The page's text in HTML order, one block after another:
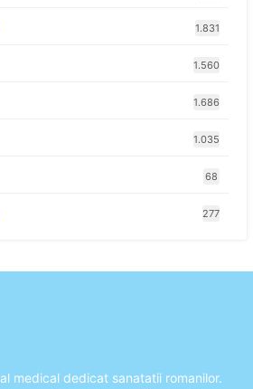
1.831
1.560
1.686
1.035
68
277
medical dedicat sanatatii romanilor.